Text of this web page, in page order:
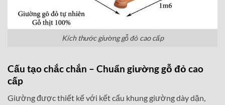
Kích thước giường gỗ đỏ cao cấp
Cấu tạo chắc chắn – Chuẩn giường gỗ đỏ cao
cấp
Giường được thiết kế với kết cấu khung giường dày dặn,